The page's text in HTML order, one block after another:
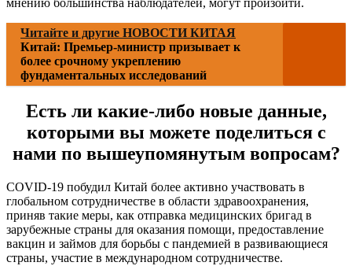
Читайте и другие НОВОСТИ КИТАЯ
Китай: Премьер-министр призывает к
более срочному укреплению
фундаментальных исследований
Есть ли какие-либо новые данные,
которыми вы можете поделиться с
нами по вышеупомянутым вопросам?
COVID-19 побудил Китай более активно участвовать в
глобальном сотрудничестве в области здравоохранения,
приняв такие меры, как отправка медицинских бригад в
зарубежные страны для оказания помощи, предоставление
вакцин и займов для борьбы с пандемией в развивающиеся
страны, участие в международном сотрудничестве.